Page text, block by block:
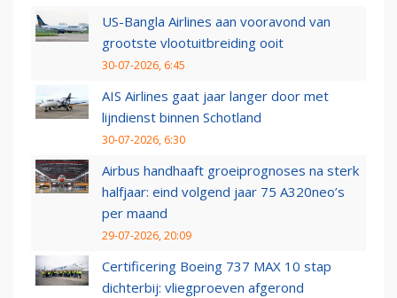
US-Bangla Airlines aan vooravond van
grootste vlootuitbreiding ooit
30-07-2026, 6:45
AIS Airlines gaat jaar langer door met
lijndienst binnen Schotland
30-07-2026, 6:30
Airbus handhaaft groeiprognoses na sterk
halfjaar: eind volgend jaar 75 A320neo’s
per maand
29-07-2026, 20:09
Certificering Boeing 737 MAX 10 stap
dichterbij: vliegproeven afgerond